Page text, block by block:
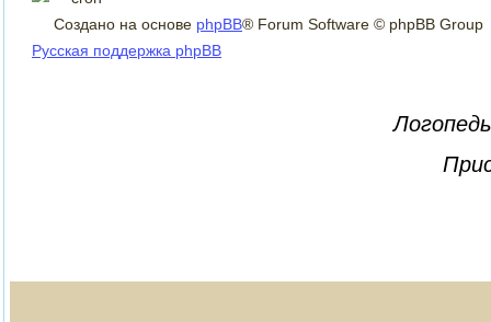
Создано на основе phpBB® Forum Software © phpBB Group
Русская поддержка phpBB